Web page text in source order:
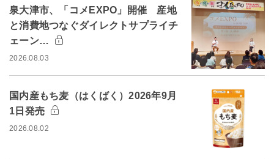
泉大津市、「コメEXPO」開催 産地
と消費地つなぐダイレクトサプライチ
ェーン…
2026.08.03
国内産もち麦（はくばく）2026年9月
1日発売
2026.08.02